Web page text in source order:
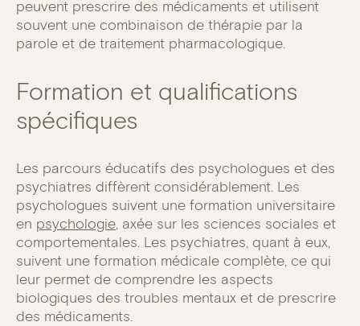
peuvent prescrire des médicaments et utilisent
souvent une combinaison de thérapie par la
parole et de traitement pharmacologique.
Formation et qualifications
spécifiques
Les parcours éducatifs des psychologues et des
psychiatres diffèrent considérablement. Les
psychologues suivent une formation universitaire
en psychologie, axée sur les sciences sociales et
comportementales. Les psychiatres, quant à eux,
suivent une formation médicale complète, ce qui
leur permet de comprendre les aspects
biologiques des troubles mentaux et de prescrire
des médicaments.